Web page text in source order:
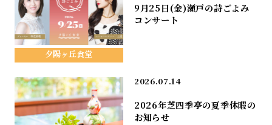
夕陽ヶ丘食堂
9月25日(金)瀬戸の詩ごよみ
コンサート
2026.07.14
2026年芝四季亭の夏季休暇の
お知らせ